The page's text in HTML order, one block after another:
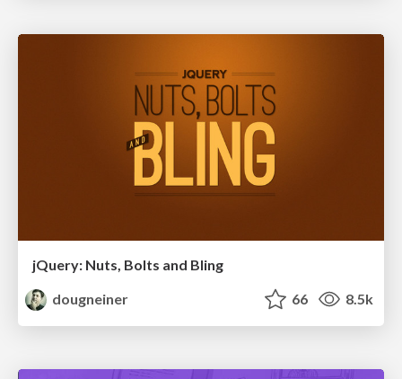
jQuery: Nuts, Bolts and Bling
dougneiner
66 8.5k